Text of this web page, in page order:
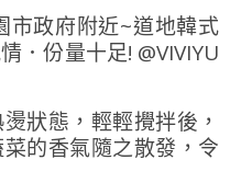
狀態，輕輕攪拌後，
的香氣隨之散發，令